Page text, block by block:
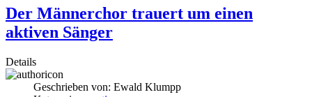
Der Männerchor trauert um einen
aktiven Sänger
Details
Geschrieben von: Ewald Klumpp